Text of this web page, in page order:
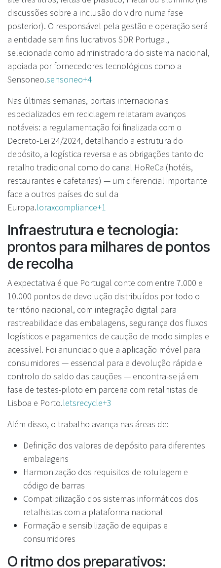
discussões sobre a inclusão do vidro numa fase
posterior). O responsável pela gestão e operação será
a entidade sem fins lucrativos SDR Portugal,
selecionada como administradora do sistema nacional,
apoiada por fornecedores tecnológicos como a
Sensoneo.sensoneo+4
Nas últimas semanas, portais internacionais
especializados em reciclagem relataram avanços
notáveis: a regulamentação foi finalizada com o
Decreto-Lei 24/2024, detalhando a estrutura do
depósito, a logística reversa e as obrigações tanto do
retalho tradicional como do canal HoReCa (hotéis,
restaurantes e cafetarias) — um diferencial importante
face a outros países do sul da
Europa.loraxcompliance+1
Infraestrutura e tecnologia:
prontos para milhares de pontos
de recolha
A expectativa é que Portugal conte com entre 7.000 e
10.000 pontos de devolução distribuídos por todo o
território nacional, com integração digital para
rastreabilidade das embalagens, segurança dos fluxos
logísticos e pagamentos de caução de modo simples e
acessível. Foi anunciado que a aplicação móvel para
consumidores — essencial para a devolução rápida e
controlo do saldo das cauções — encontra-se já em
fase de testes-piloto em parceria com retalhistas de
Lisboa e Porto.letsrecycle+3
Além disso, o trabalho avança nas áreas de:
Definição dos valores de depósito para diferentes
embalagens
Harmonização dos requisitos de rotulagem e
código de barras
Compatibilização dos sistemas informáticos dos
retalhistas com a plataforma nacional
Formação e sensibilização de equipas e
consumidores
O ritmo dos preparativos: